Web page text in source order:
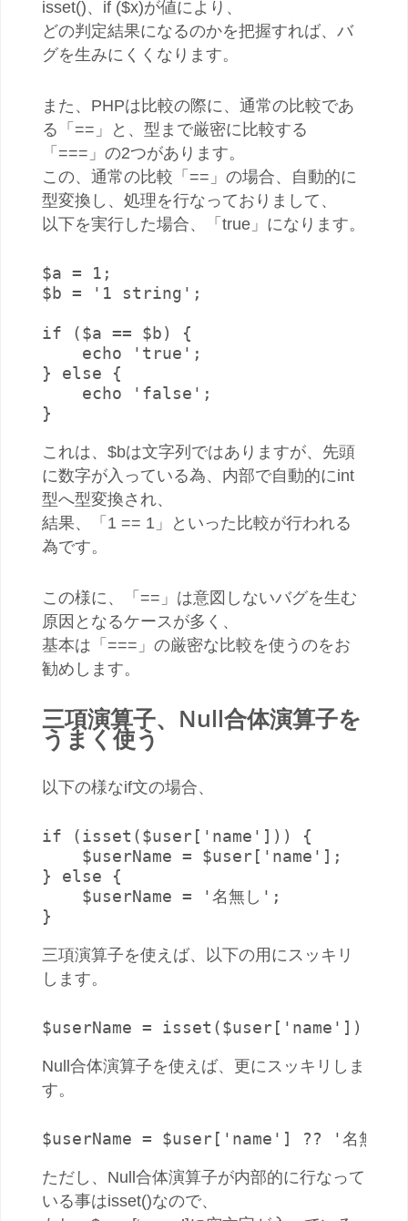
isset()、if ($x)が値により、
どの判定結果になるのかを把握すれば、バ
グを生みにくくなります。
また、PHPは比較の際に、通常の比較であ
る「==」と、型まで厳密に比較する
「===」の2つがあります。
この、通常の比較「==」の場合、自動的に
型変換し、処理を行なっておりまして、
以下を実行した場合、「true」になります。
$a = 1;
$b = '1 string';
if ($a == $b) {
    echo 'true';
} else {
    echo 'false';
}
これは、$bは文字列ではありますが、先頭
に数字が入っている為、内部で自動的にint
型へ型変換され、
結果、「1 == 1」といった比較が行われる
為です。
この様に、「==」は意図しないバグを生む
原因となるケースが多く、
基本は「===」の厳密な比較を使うのをお
勧めします。
三項演算子、Null合体演算子を
うまく使う
以下の様なif文の場合、
if (isset($user['name'])) {
    $userName = $user['name'];
} else {
    $userName = '名無し';
}
三項演算子を使えば、以下の用にスッキリ
します。
$userName = isset($user['name']) ?
Null合体演算子を使えば、更にスッキリしま
す。
$userName = $user['name'] ?? '名無し
ただし、Null合体演算子が内部的に行なって
いる事はisset()なので、